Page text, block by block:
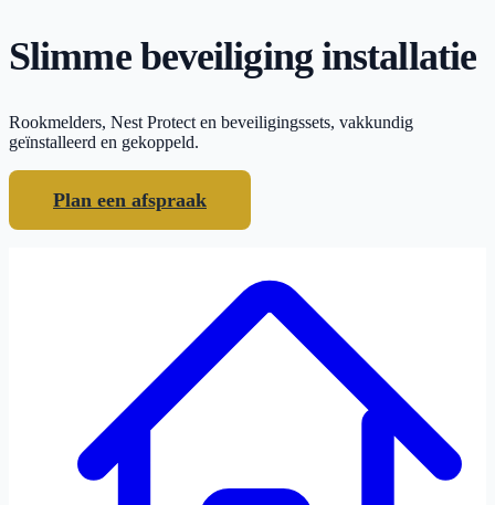
Slimme beveiliging installatie
Rookmelders, Nest Protect en beveiligingssets, vakkundig
geïnstalleerd en gekoppeld.
Plan een afspraak